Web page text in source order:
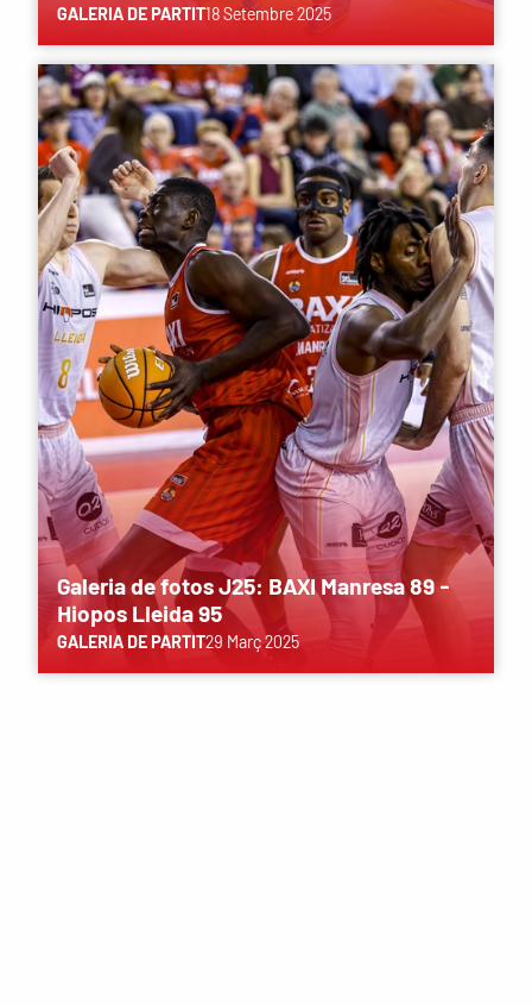
GALERIA DE PARTIT18 Setembre 2025
Galeria de fotos J25: BAXI Manresa 89 -
Hiopos Lleida 95
GALERIA DE PARTIT29 Març 2025